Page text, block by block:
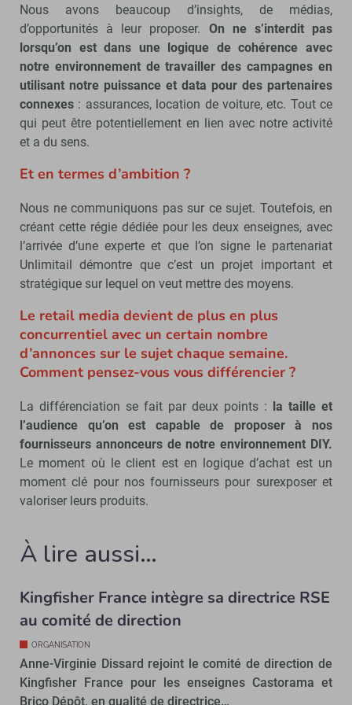
Nous avons beaucoup d’insights, de médias,
d’opportunités à leur proposer. On ne s’interdit pas
lorsqu’on est dans une logique de cohérence avec
notre environnement de travailler des campagnes en
utilisant notre puissance et data pour des partenaires
connexes : assurances, location de voiture, etc. Tout ce
qui peut être potentiellement en lien avec notre activité
et a du sens.
Et en termes d’ambition ?
Nous ne communiquons pas sur ce sujet. Toutefois, en
créant cette régie dédiée pour les deux enseignes, avec
l’arrivée d’une experte et que l’on signe le partenariat
Unlimitail démontre que c’est un projet important et
stratégique sur lequel on veut mettre des moyens.
Le retail media devient de plus en plus
concurrentiel avec un certain nombre
d’annonces sur le sujet chaque semaine.
Comment pensez-vous vous différencier ?
La différenciation se fait par deux points : la taille et
l’audience qu’on est capable de proposer à nos
fournisseurs annonceurs de notre environnement DIY.
Le moment où le client est en logique d’achat est un
moment clé pour nos fournisseurs pour surexposer et
valoriser leurs produits.
À lire aussi…
Kingfisher France intègre sa directrice RSE
au comité de direction
ORGANISATION
Anne-Virginie Dissard rejoint le comité de direction de
Kingfisher France pour les enseignes Castorama et
Brico Dépôt, en qualité de directrice…